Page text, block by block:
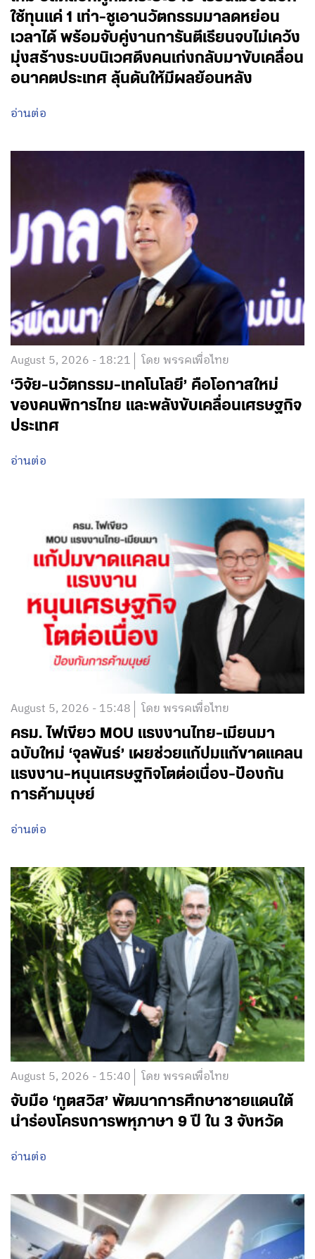
ใช้ทุนแค่ 1 เท่า-ชูเอานวัตกรรมมาลดหย่อน
เวลาได้ พร้อมจับคู่งานการันตีเรียนจบไม่เคว้ง
มุ่งสร้างระบบนิเวศดึงคนเก่งกลับมาขับเคลื่อน
อนาคตประเทศ ลุ้นดันให้มีผลย้อนหลัง
อ่านต่อ
August 5, 2026 - 18:21 โดย พรรคเพื่อไทย
‘วิจัย-นวัตกรรม-เทคโนโลยี’ คือโอกาสใหม่
ของคนพิการไทย และพลังขับเคลื่อนเศรษฐกิจ
ประเทศ
อ่านต่อ
August 5, 2026 - 15:48 โดย พรรคเพื่อไทย
ครม. ไฟเขียว MOU แรงงานไทย-เมียนมา
ฉบับใหม่ ‘จุลพันธ์’ เผยช่วยแก้ปมแก้ขาดแคลน
แรงงาน-หนุนเศรษฐกิจโตต่อเนื่อง-ป้องกัน
การค้ามนุษย์
อ่านต่อ
August 5, 2026 - 15:40 โดย พรรคเพื่อไทย
จับมือ ‘ทูตสวิส’ พัฒนาการศึกษาชายแดนใต้
นำร่องโครงการพหุภาษา 9 ปี ใน 3 จังหวัด
อ่านต่อ